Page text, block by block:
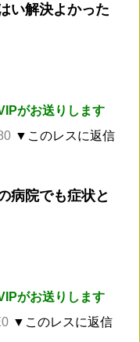
い解決よかった
がお送りします
▼このレスに返信
病院でも症状と
がお送りします
▼このレスに返信